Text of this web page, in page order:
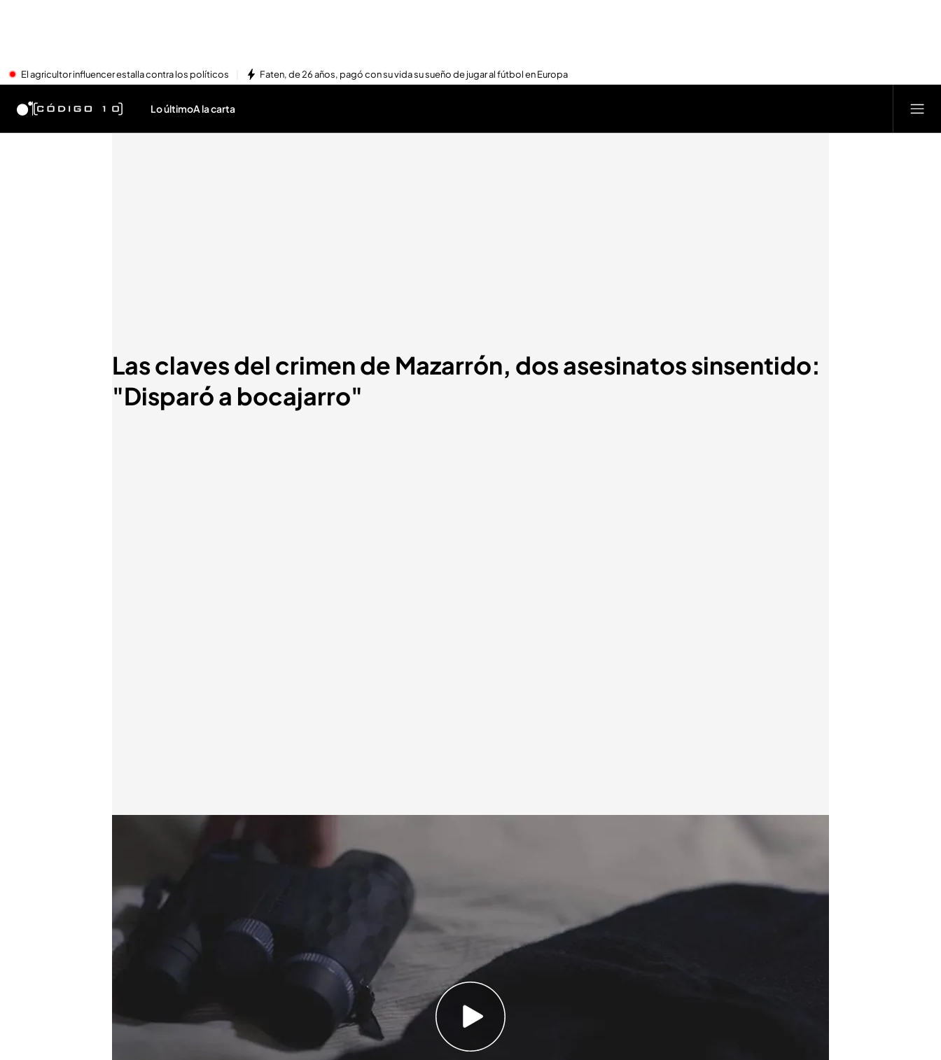
El agricultor influencer estalla contra los políticos Faten, de 26 años, pagó con su vida su sueño de jugar al fútbol en Europa
Lo últimoA la carta
Las claves del crimen de Mazarrón, dos asesinatos sinsentido:
"Disparó a bocajarro"
Un preso fugado mató a dos personas a las que no conocía sin motivo
Las víctimas fueron un hombre de 32 años y un adolescente de 16
Código 10 | Programa, en vídeo (26/03/24)